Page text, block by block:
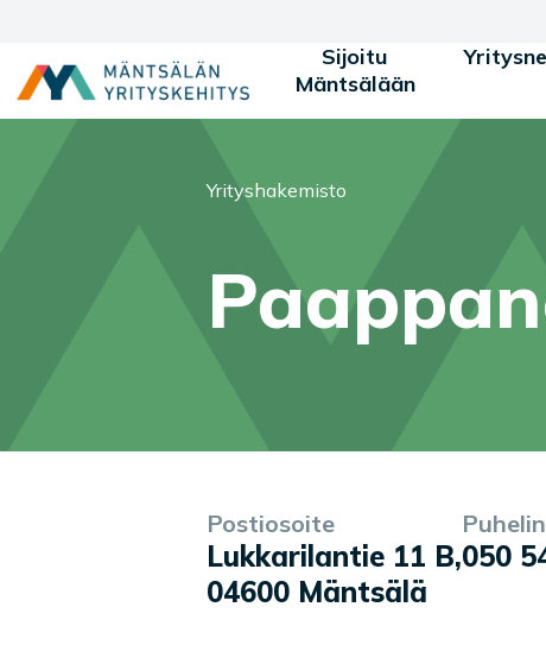
Sijoitu
Mäntsälään
Olet tässä:
Yrityshakemisto
Yrityksen tiedotPostiosoite
Lukkarilantie 11 B,
04600 Mäntsälä
Puhelin
050
Palvelukuvaus